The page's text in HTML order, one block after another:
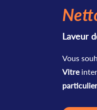
Laveur
Vous
Vitre